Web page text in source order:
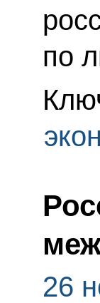
по
26